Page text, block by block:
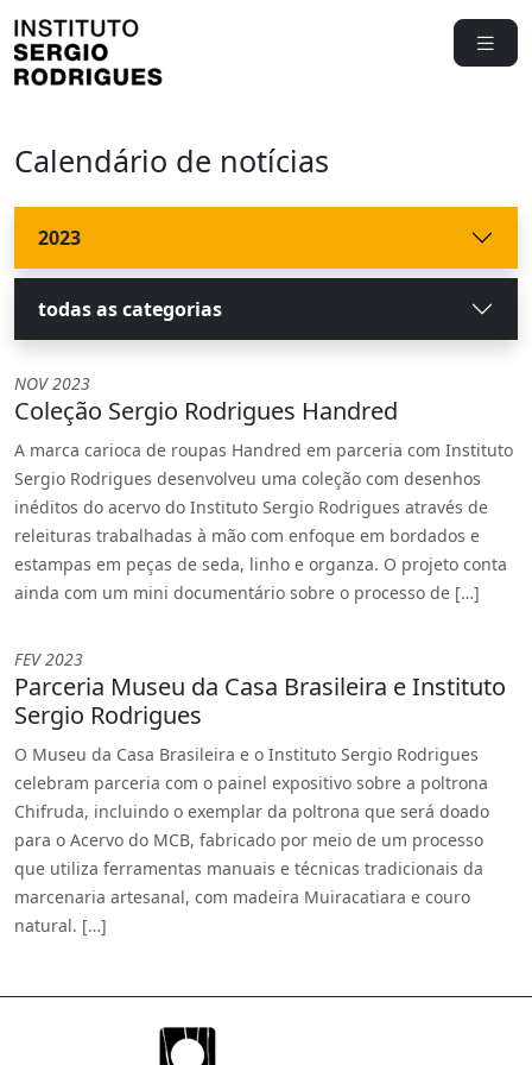
Calendário de notícias
2023
todas as categorias
NOV 2023
Coleção Sergio Rodrigues Handred
A marca carioca de roupas Handred em parceria com Instituto
Sergio Rodrigues desenvolveu uma coleção com desenhos
inéditos do acervo do Instituto Sergio Rodrigues através de
releituras trabalhadas à mão com enfoque em bordados e
estampas em peças de seda, linho e organza. O projeto conta
ainda com um mini documentário sobre o processo de […]
FEV 2023
Parceria Museu da Casa Brasileira e Instituto
Sergio Rodrigues
O Museu da Casa Brasileira e o Instituto Sergio Rodrigues
celebram parceria com o painel expositivo sobre a poltrona
Chifruda, incluindo o exemplar da poltrona que será doado
para o Acervo do MCB, fabricado por meio de um processo
que utiliza ferramentas manuais e técnicas tradicionais da
marcenaria artesanal, com madeira Muiracatiara e couro
natural. […]